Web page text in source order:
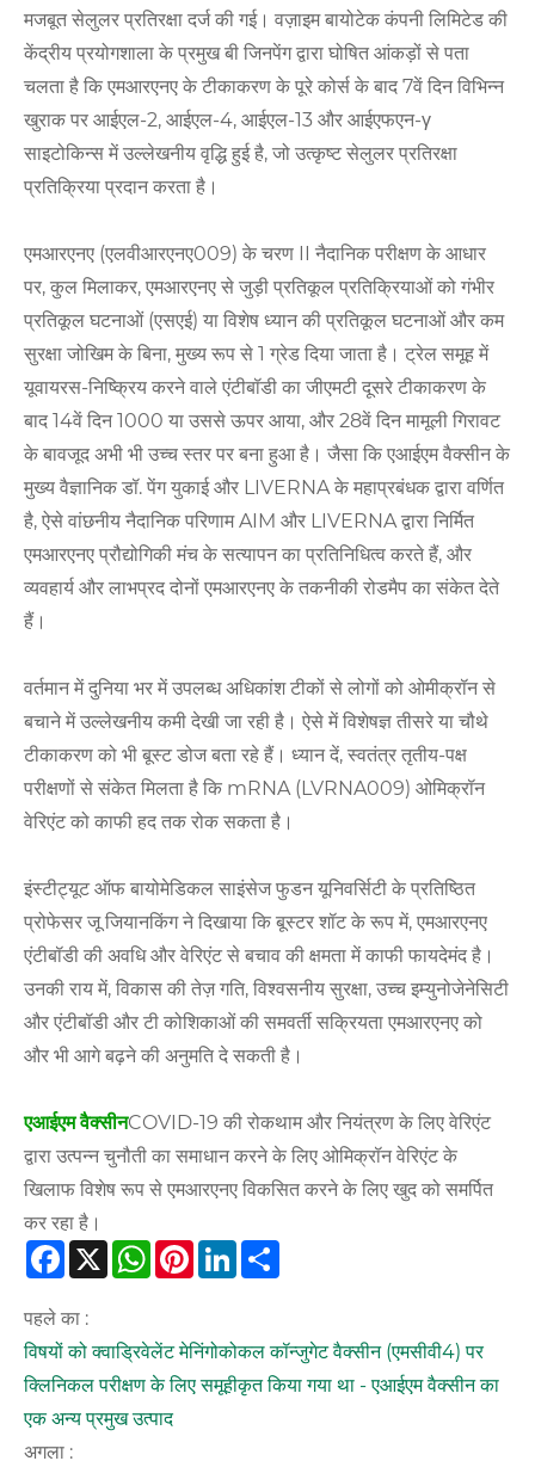
मजबूत सेलुलर प्रतिरक्षा दर्ज की गई। वज़ाइम बायोटेक कंपनी लिमिटेड की
केंद्रीय प्रयोगशाला के प्रमुख बी जिनपेंग द्वारा घोषित आंकड़ों से पता
चलता है कि एमआरएनए के टीकाकरण के पूरे कोर्स के बाद 7वें दिन विभिन्न
खुराक पर आईएल-2, आईएल-4, आईएल-13 और आईएफएन-γ
साइटोकिन्स में उल्लेखनीय वृद्धि हुई है, जो उत्कृष्ट सेलुलर प्रतिरक्षा
प्रतिक्रिया प्रदान करता है।
एमआरएनए (एलवीआरएनए009) के चरण II नैदानिक ​​​​परीक्षण के आधार
पर, कुल मिलाकर, एमआरएनए से जुड़ी प्रतिकूल प्रतिक्रियाओं को गंभीर
प्रतिकूल घटनाओं (एसएई) या विशेष ध्यान की प्रतिकूल घटनाओं और कम
सुरक्षा जोखिम के बिना, मुख्य रूप से 1 ग्रेड दिया जाता है। ट्रेल समूह में
यूवायरस-निष्क्रिय करने वाले एंटीबॉडी का जीएमटी दूसरे टीकाकरण के
बाद 14वें दिन 1000 या उससे ऊपर आया, और 28वें दिन मामूली गिरावट
के बावजूद अभी भी उच्च स्तर पर बना हुआ है। जैसा कि एआईएम वैक्सीन के
मुख्य वैज्ञानिक डॉ. पेंग युकाई और LIVERNA के महाप्रबंधक द्वारा वर्णित
है, ऐसे वांछनीय नैदानिक ​​​​परिणाम AIM और LIVERNA द्वारा निर्मित
एमआरएनए प्रौद्योगिकी मंच के सत्यापन का प्रतिनिधित्व करते हैं, और
व्यवहार्य और लाभप्रद दोनों एमआरएनए के तकनीकी रोडमैप का संकेत देते
हैं।
वर्तमान में दुनिया भर में उपलब्ध अधिकांश टीकों से लोगों को ओमीक्रॉन से
बचाने में उल्लेखनीय कमी देखी जा रही है। ऐसे में विशेषज्ञ तीसरे या चौथे
टीकाकरण को भी बूस्ट डोज बता रहे हैं। ध्यान दें, स्वतंत्र तृतीय-पक्ष
परीक्षणों से संकेत मिलता है कि mRNA (LVRNA009) ओमिक्रॉन
वेरिएंट को काफी हद तक रोक सकता है।
इंस्टीट्यूट ऑफ बायोमेडिकल साइंसेज फुडन यूनिवर्सिटी के प्रतिष्ठित
प्रोफेसर जू जियानकिंग ने दिखाया कि बूस्टर शॉट के रूप में, एमआरएनए
एंटीबॉडी की अवधि और वेरिएंट से बचाव की क्षमता में काफी फायदेमंद है।
उनकी राय में, विकास की तेज़ गति, विश्वसनीय सुरक्षा, उच्च इम्युनोजेनेसिटी
और एंटीबॉडी और टी कोशिकाओं की समवर्ती सक्रियता एमआरएनए को
और भी आगे बढ़ने की अनुमति दे सकती है।
एआईएम वैक्सीनCOVID-19 की रोकथाम और नियंत्रण के लिए वेरिएंट
द्वारा उत्पन्न चुनौती का समाधान करने के लिए ओमिक्रॉन वेरिएंट के
खिलाफ विशेष रूप से एमआरएनए विकसित करने के लिए खुद को समर्पित
कर रहा है।
Facebook
X WhatsApp
Pinterest
LinkedIn
पहले का :
विषयों को क्वाड्रिवेलेंट मेनिंगोकोकल कॉन्जुगेट वैक्सीन (एमसीवी4) पर
क्लिनिकल परीक्षण के लिए समूहीकृत किया गया था - एआईएम वैक्सीन का
एक अन्य प्रमुख उत्पाद
अगला :